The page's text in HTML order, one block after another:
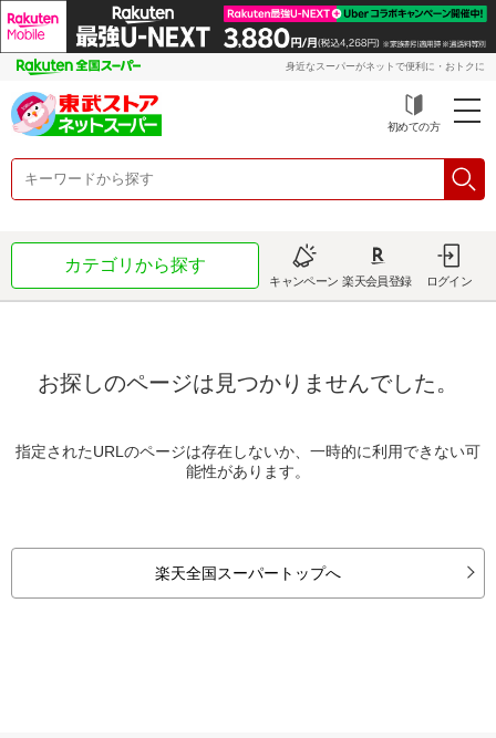
身近なスーパーがネットで便利に・おトクに
初めての方
カテゴリから探す
キャンペーン 楽天会員登録 ログイン
お探しのページは見つかりませんでした。
指定されたURLのページは存在しないか、一時的に利用できない可
能性があります。
楽天全国スーパートップへ